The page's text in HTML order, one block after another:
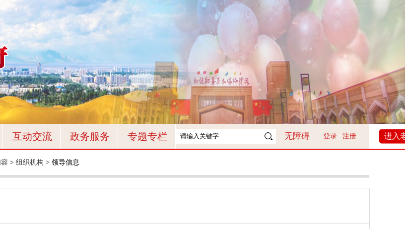
互动交流 政务服务 专题专栏 无障碍 登录| 注册 进入
> 组织机构 > 领导信息